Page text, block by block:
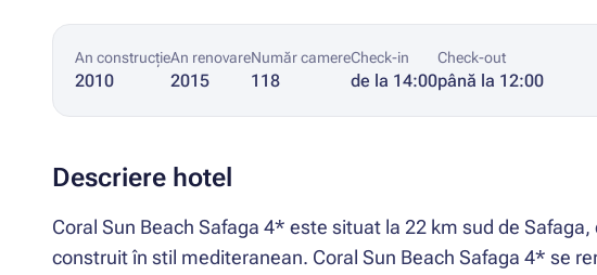
An construcție
2010
An renovare
2015
Număr camere
118
Check-in
de la 14:00
Check-out
până la 12:00
Descriere hotel
Coral Sun Beach Safaga 4* este situat la 22 km sud de
construit în stil mediteranean. Coral Sun Beach Safaga 4* se